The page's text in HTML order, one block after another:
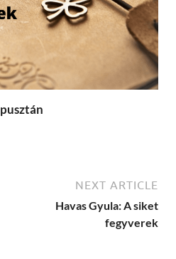
NEXT ARTICLE
Havas Gyula: A siket
fegyverek